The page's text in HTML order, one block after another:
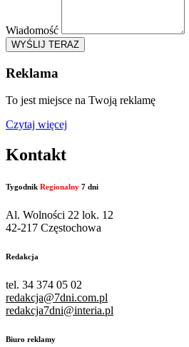
Wiadomość
WYŚLIJ TERAZ
Reklama
To jest miejsce na Twoją reklamę
Czytaj więcej
Kontakt
Tygodnik Regionalny 7 dni
Al. Wolności 22 lok. 12
42-217 Częstochowa
Redakcja
tel. 34 374 05 02
redakcja@7dni.com.pl
redakcja7dni@interia.pl
Biuro reklamy